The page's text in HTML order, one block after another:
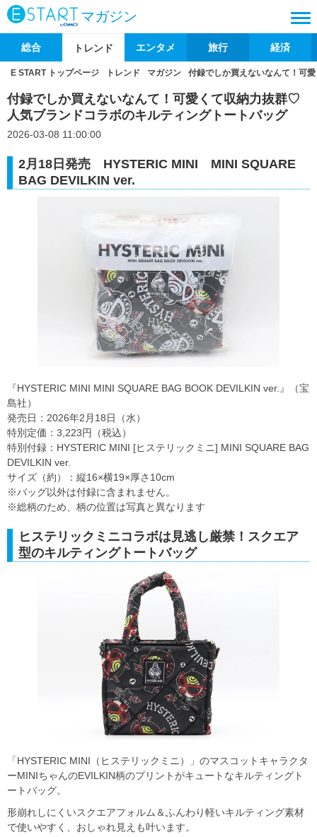
マガジン
総合 トレンド エンタメ 旅行 経済
E START トップページ トレンド マガジン 付録でしか買えないなんて！可
付録でしか買えないなんて！可愛くて収納力抜群♡
人気ブランドコラボのキルティングトートバッグ
2026-03-08 11:00:00
2月18日発売 HYSTERIC MINI MINI SQUARE
BAG DEVILKIN ver.
『HYSTERIC MINI MINI SQUARE BAG BOOK DEVILKIN ver.』（宝
島社）
発売日：2026年2月18日（水）
特別定価：3,223円（税込）
特別付録：HYSTERIC MINI [ヒステリックミニ] MINI SQUARE BAG
DEVILKIN ver.
サイズ（約）：縦16×横19×厚さ10cm
※バッグ以外は付録に含まれません。
※総柄のため、柄の位置は写真と異なります
ヒステリックミニコラボは見逃し厳禁！スクエア
型のキルティングトートバッグ
「HYSTERIC MINI（ヒステリックミニ）」のマスコットキャラクタ
ーMINIちゃんのEVILKIN柄のプリントがキュートなキルティングト
ートバッグ。
形崩れしにくいスクエアフォルム＆ふんわり軽いキルティング素材
で使いやすく、おしゃれ見えも叶います。